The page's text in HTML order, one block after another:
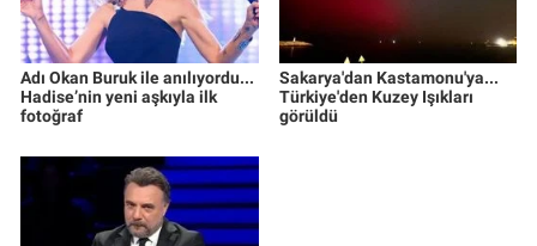
Adı Okan Buruk ile anılıyordu...
Hadise’nin yeni aşkıyla ilk
fotoğraf
Sakarya'dan Kastamonu'ya...
Türkiye'den Kuzey Işıkları
görüldü